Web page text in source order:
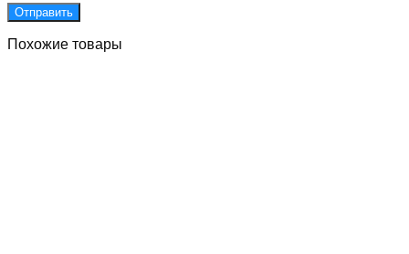
Похожие товары